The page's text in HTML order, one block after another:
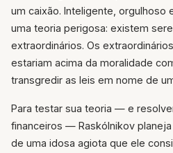
um caixão. Inteligente, orgulhoso
uma teoria perigosa: existem
extraordinários. Os
estariam acima da moralidade
transgredir as leis em nome de
Para testar sua teoria — e
financeiros — Raskólnikov
de uma idosa agiota que ele